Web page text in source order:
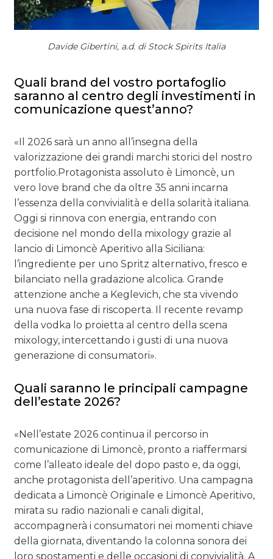
Davide Gibertini, a.d. di Stock Spirits Italia
Quali brand del vostro portafoglio
saranno al centro degli investimenti in
comunicazione quest’anno?
«Il 2026 sarà un anno all’insegna della
valorizzazione dei grandi marchi storici del nostro
portfolio.Protagonista assoluto è Limoncè, un
vero love brand che da oltre 35 anni incarna
l’essenza della convivialità e della solarità italiana.
Oggi si rinnova con energia, entrando con
decisione nel mondo della mixology grazie al
lancio di Limoncè Aperitivo alla Siciliana:
l’ingrediente per uno Spritz alternativo, fresco e
bilanciato nella gradazione alcolica. Grande
attenzione anche a Keglevich, che sta vivendo
una nuova fase di riscoperta. Il recente revamp
della vodka lo proietta al centro della scena
mixology, intercettando i gusti di una nuova
generazione di consumatori».
Quali saranno le principali campagne
dell’estate 2026?
«Nell’estate 2026 continua il percorso in
comunicazione di Limoncè, pronto a riaffermarsi
come l’alleato ideale del dopo pasto e, da oggi,
anche protagonista dell’aperitivo. Una campagna
dedicata a Limoncè Originale e Limoncè Aperitivo,
mirata su radio nazionali e canali digital,
accompagnerà i consumatori nei momenti chiave
della giornata, diventando la colonna sonora dei
loro spostamenti e delle occasioni di convivialità. A